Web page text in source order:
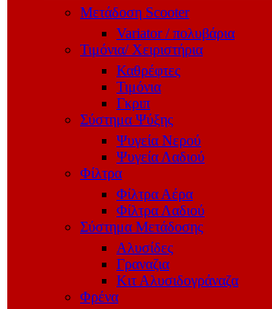
Μετάδοση Scooter
Variator / πολυβάρια
Τιμόνια/ Χειριστήρια
Καθρέφτες
Τιμόνια
Γκριπ
Σύστημα Ψύξης
Ψυγεία Νερού
Ψυγεία Λαδιού
Φίλτρα
Φίλτρα Αέρα
Φίλτρα Λαδιού
Σύστημα Μετάδοσης
Αλυσίδες
Γραναζια
Κιτ Αλυσιδογράναζα
Φρένα